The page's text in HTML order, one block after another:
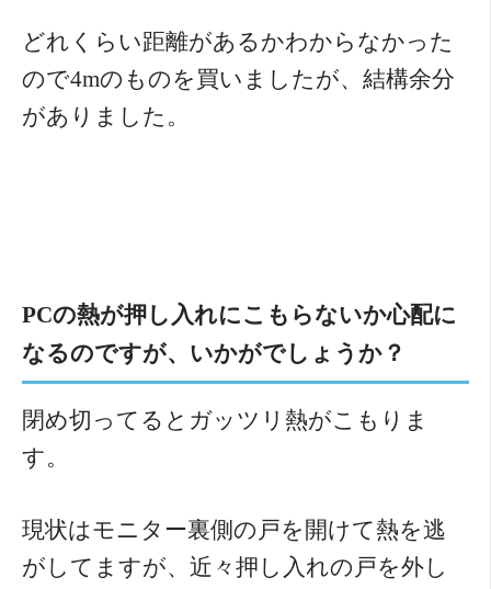
どれくらい距離があるかわからなかった
ので4mのものを買いましたが、結構余分
がありました。
PCの熱が押し入れにこもらないか心配に
なるのですが、いかがでしょうか？
閉め切ってるとガッツリ熱がこもりま
す。
現状はモニター裏側の戸を開けて熱を逃
がしてますが、近々押し入れの戸を外し